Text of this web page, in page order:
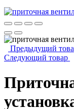
Предыдущий
Следующий товар